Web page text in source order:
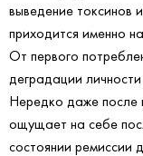
выведение токсинов
приходится именно
От первого
деградации
Нередко даже после
ощущает на себе
состоянии ремиссии